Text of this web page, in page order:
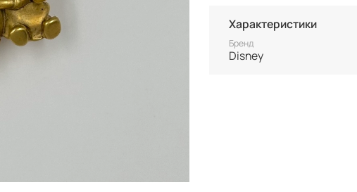
Винтаж не подлежит
состоянию уточняйте перед
Характеристики
Бренд
Disney